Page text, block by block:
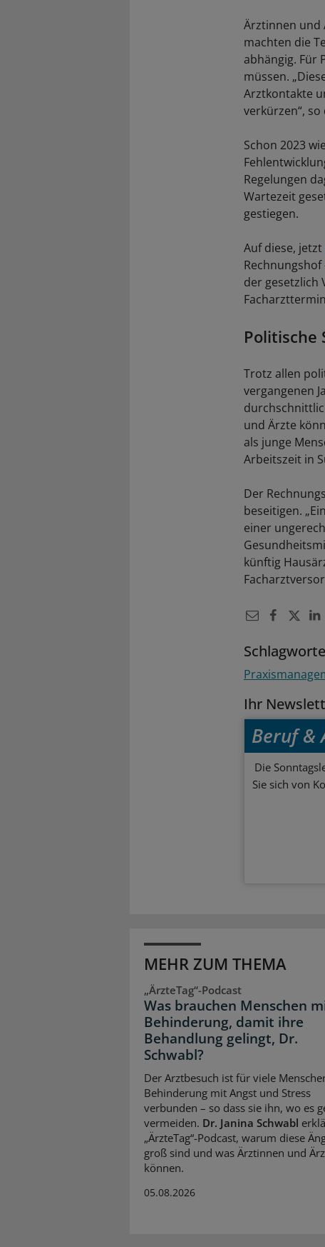
Ärztinnen und
machten die
abhängig. Für
müssen.
Arztkontakte
verkürzen“,
Schon 2023
Regelungen
Wartezeit
gestiegen.
Auf diese, jetzt
der gesetzlich
Politische
Trotz allen
vergangenen
und Ärzte
als junge
Arbeitszeit in
Der
beseitigen.
einer
künftig
Ihr
Beruf &
Die
Sie sich von
MEHR ZUM THEMA
„ÄrzteTag“-Podcast
Was brauchen Menschen
Behinderung, damit ihre
Behandlung gelingt, Dr.
Schwabl?
Der Arztbesuch ist für viele
Behinderung mit Angst und Stress
verbunden – so dass sie ihn, wo es
vermeiden. Dr. Janina Schwabl
„ÄrzteTag“-Podcast, warum diese
groß sind und was Ärztinnen und
können.
05.08.2026